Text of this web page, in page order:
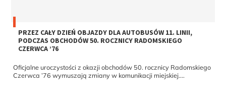
PRZEZ CAŁY DZIEŃ OBJAZDY DLA AUTOBUSÓW 11. LINII,
PODCZAS OBCHODÓW 50. ROCZNICY RADOMSKIEGO
CZERWCA ’76
Oficjalne uroczystości z okazji obchodów 50. rocznicy Radomskiego
Czerwca ’76 wymuszają zmiany w komunikacji miejskiej....